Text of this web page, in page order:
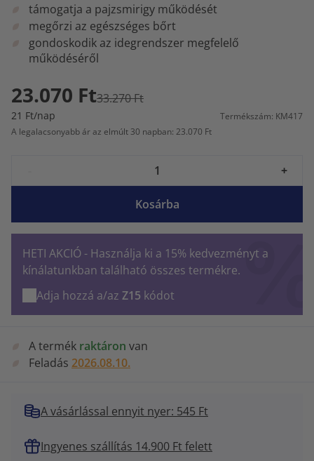
támogatja a pajzsmirigy működését
megőrzi az egészséges bőrt
gondoskodik az idegrendszer megfelelő
működéséről
23.070 Ft33.270 Ft
21 Ft/nap
Termékszám: KM417
A legalacsonyabb ár az elmúlt 30 napban: 23.070 Ft
+
Kosárba
HETI AKCIÓ - Használja ki a 15% kedvezményt a
kínálatunkban található összes termékre.
Adja hozzá a/az Z15 kódot
A termék raktáron van
Feladás 2026.08.10.
A vásárlással ennyit nyer: 545 Ft
Ingyenes szállítás 14.900 Ft felett